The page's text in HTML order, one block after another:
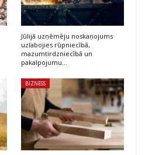
Jūlijā uzņēmēju noskaņojums
uzlabojies rūpniecībā,
mazumtirdzniecībā un
pakalpojumu…
BIZNESS